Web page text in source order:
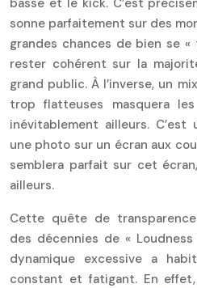
sonne parfaitement sur des
grandes chances de bien se
rester cohérent sur la
grand public. À l’inverse, un
trop flatteuses masquera
inévitablement ailleurs.
une photo sur un écran aux
semblera parfait sur cet
ailleurs.
Cette quête de
des décennies de «
dynamique excessive a
constant et fatigant. En